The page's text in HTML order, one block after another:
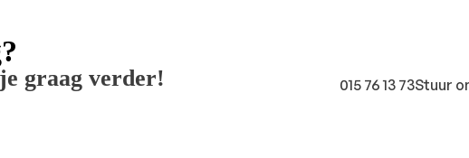
graag verder! 015 76 13 73Stuur